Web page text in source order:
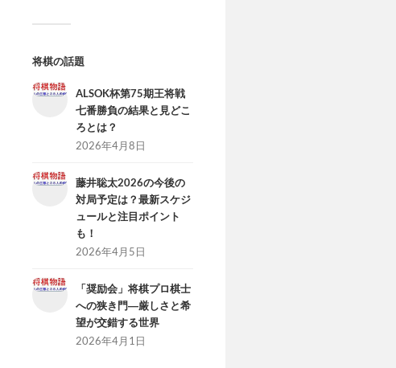
将棋の話題
ALSOK杯第75期王将戦
七番勝負の結果と見どこ
ろとは？
2026年4月8日
藤井聡太2026の今後の
対局予定は？最新スケジ
ュールと注目ポイント
も！
2026年4月5日
「奨励会」将棋プロ棋士
への狭き門―厳しさと希
望が交錯する世界
2026年4月1日